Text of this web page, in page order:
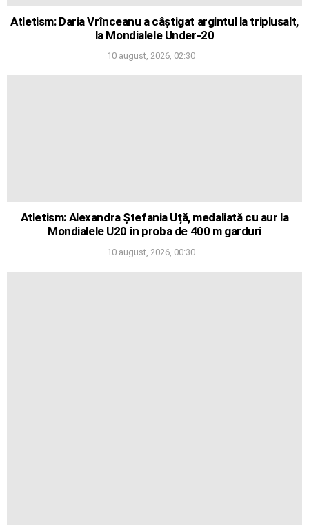
Atletism: Daria Vrînceanu a câștigat argintul la triplusalt,
la Mondialele Under-20
10 august, 2026, 02:30
Atletism: Alexandra Ștefania Uță, medaliată cu aur la
Mondialele U20 în proba de 400 m garduri
10 august, 2026, 00:30